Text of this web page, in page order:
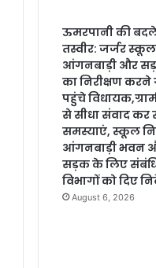
ऊमरपानी की
तस्वीर: जर्जर
आंगनबाड़ी और
का निरीक्षण करने
पहुंचे
से सीधा संवाद कर
समस्याएं, स्कूल
आंगनबाड़ी भवन
सड़क के लिए
विभागों को दिए
August 6, 2026